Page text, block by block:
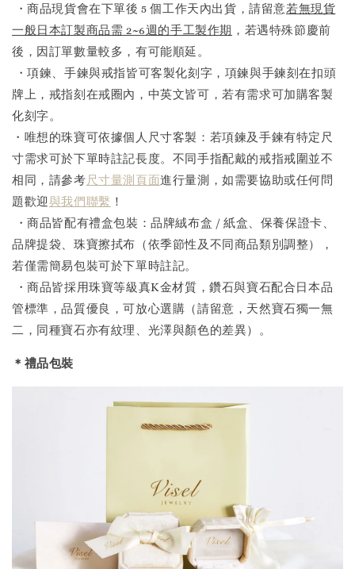
・商品現貨會在下單後 5 個工作天內出貨，請留意若無現貨
一般日本訂製商品需 2~6週的手工製作期 ，若遇特殊節慶前
後，因訂單數量較多，有可能順延。
・項鍊、手鍊與戒指皆可客製化刻字，項鍊與手鍊刻在扣頭
牌上，戒指刻在戒圈內，中英文皆可，若有需求可加購客製
化刻字。
・唯想的珠寶可依據個人尺寸客製：若項鍊及手鍊有特定尺
寸需求可於下單時註記長度。不同手指配戴的戒指戒圍並不
相同，請參考尺寸量測頁面進行量測，如需要協助或任何問
題歡迎與我們聯繫 ！
・商品皆配有禮盒包裝：品牌絨布盒 / 紙盒、保養保證卡、
品牌提袋、珠寶擦拭布（依季節性及不同商品類別調整），
若僅需簡易包裝可於下單時註記。
・商品皆採用珠寶等級真K金材質，鑽石與寶石配合日本品
管標準，品質優良，可放心選購（請留意，天然寶石獨一無
二，同種寶石亦有紋理、光澤與顏色的差異）。
＊禮品包裝